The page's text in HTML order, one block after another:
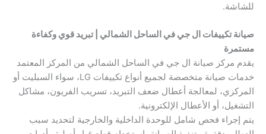
للشاشة.
صيانة تكييفات ال جي في الساحل الشمالي | تبريد قوي وكفاءة
مستمرة
يقدم مركز صيانة ال جي في الساحل الشمالي من المركز المعتمد
خدمات صيانة متخصصة لجميع أنواع تكييفات LG، سواء السبليت أو
المركزي، لمعالجة أعطال ضعف التبريد، تسريب الفريون، مشاكل
التشغيل، أو الأعطال الإلكترونية.
يتم إجراء فحص شامل للوحدة الداخلية والخارجية لتحديد سبب